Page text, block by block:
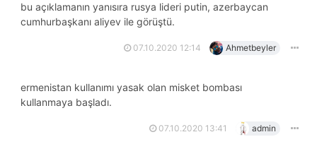
bu açıklamanın yanısıra rusya lideri putin, azerbaycan
cumhurbaşkanı aliyev ile görüştü.
07.10.2020 12:14 Ahmetbeyler
ermenistan kullanımı yasak olan misket bombası
kullanmaya başladı.
07.10.2020 13:41 admin